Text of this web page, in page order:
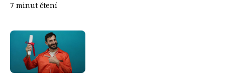
7 minut čtení